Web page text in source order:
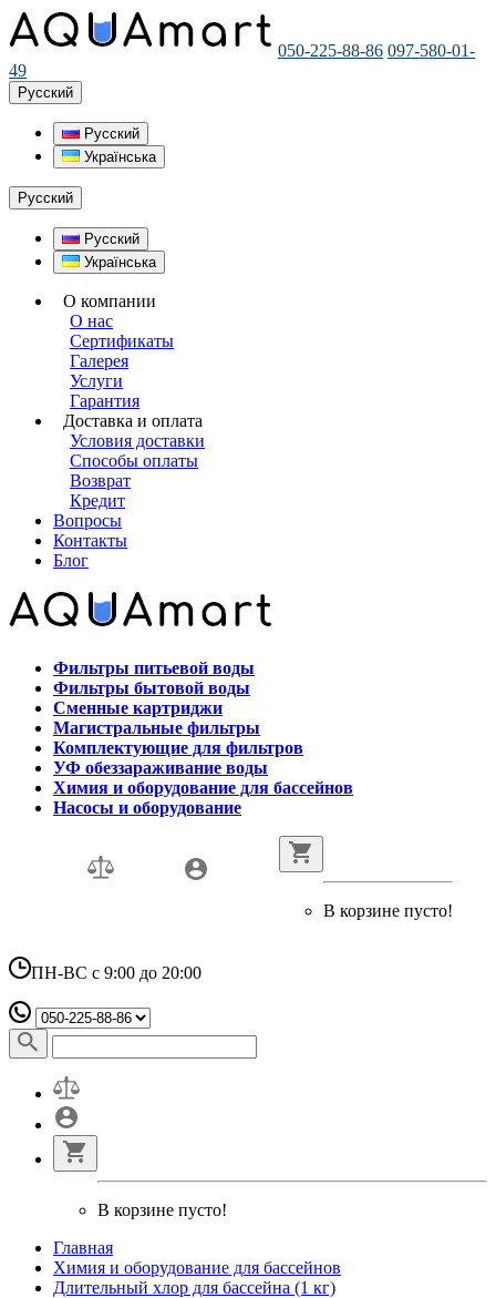
050-225-88-86 097-580-01-
49
Русский
Русский
Українська
Русский
Русский
Українська
О компании
О нас
Сертификаты
Галерея
Услуги
Гарантия
Доставка и оплата
Условия доставки
Способы оплаты
Возврат
Кредит
Вопросы
Контакты
Блог
Фильтры питьевой воды
Фильтры бытовой воды
Сменные картриджи
Магистральные фильтры
Комплектующие для фильтров
УФ обеззараживание воды
Химия и оборудование для бассейнов
Насосы и оборудование
В корзине пусто!
ПН-ВС с 9:00 до 20:00
В корзине пусто!
Главная
Химия и оборудование для бассейнов
Длительный хлор для бассейна (1 кг)